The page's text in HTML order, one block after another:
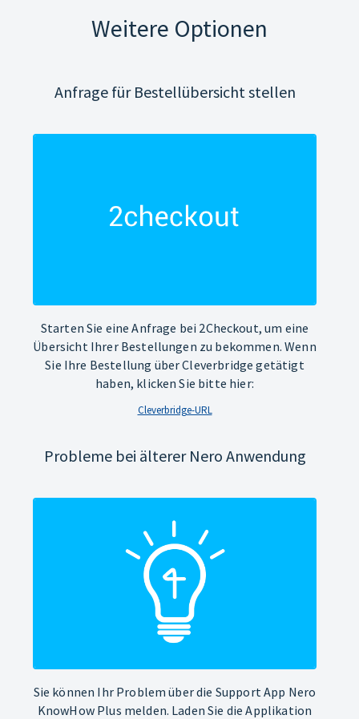
Weitere Optionen
Anfrage für Bestellübersicht stellen
Starten Sie eine Anfrage bei 2Checkout, um eine
Übersicht Ihrer Bestellungen zu bekommen. Wenn
Sie Ihre Bestellung über Cleverbridge getätigt
haben, klicken Sie bitte hier:
Cleverbridge-URL
Probleme bei älterer Nero Anwendung
Sie können Ihr Problem über die Support App Nero
KnowHow Plus melden. Laden Sie die Applikation